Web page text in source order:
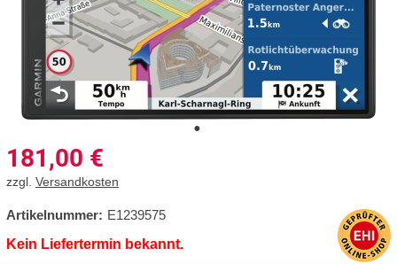
181,00 €
zzgl. Versandkosten
Artikelnummer: E1239575
Kein Liefertermin bekannt.